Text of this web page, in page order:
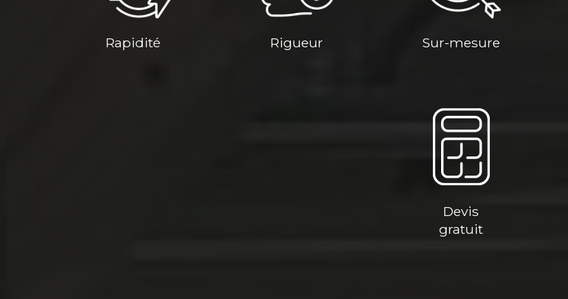
Rapidité Rigueur Sur-mesure
Devis
gratuit